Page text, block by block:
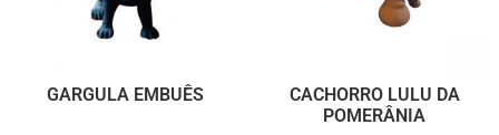
GARGULA EMBUÊS
CACHORRO LULU DA
POMERÂNIA